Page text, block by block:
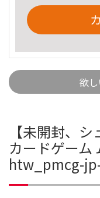
欲
【未開封、
カードゲーム
htw_pmcg-